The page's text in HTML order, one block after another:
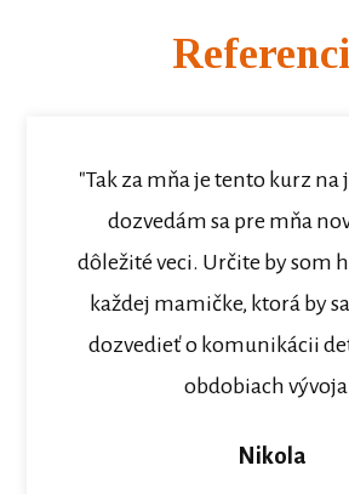
"Tak za mňa je tento kurz na
dozvedám sa pre mňa
dôležité veci. Určite by som
každej mamičke, ktorá by
dozvedieť o komunikácii
obdobiach
Nikola